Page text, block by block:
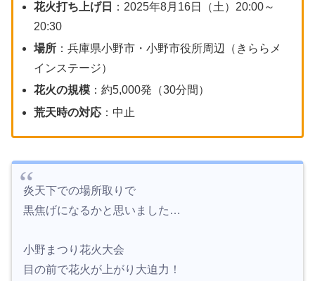
花火打ち上げ日
：2025年8月16日（土）20:00～
20:30
場所 ：兵庫県小野市・小野市役所周辺（きららメ
インステージ）
花火の規模 ：約5,000発（30分間）
荒天時の対応 ：中止
炎天下での場所取りで
黒焦げになるかと思いました…
小野まつり花火大会
目の前で花火が上がり大迫力！